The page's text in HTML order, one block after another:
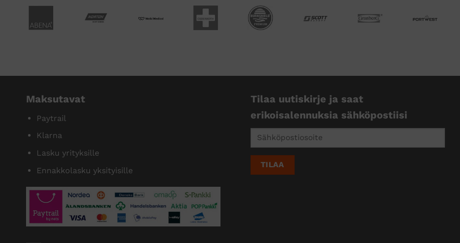
Maksutavat
Paytrail
Klarna
Lasku yrityksille
Ennakkolasku yksityisille
Tilaa uutiskirje ja saat
erikoisalennuksia sähköpostiisi